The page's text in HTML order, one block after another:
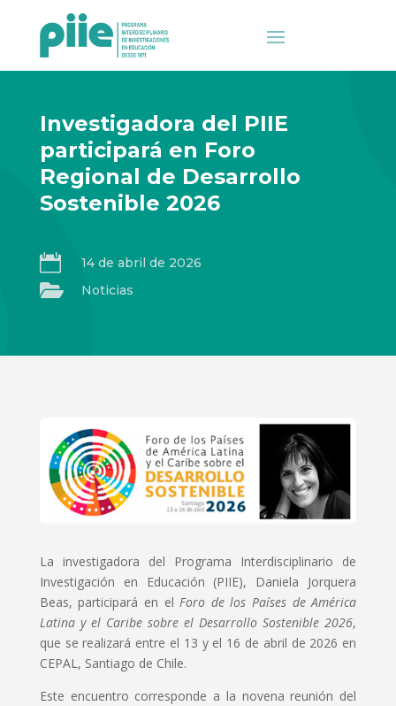
Investigadora del PIIE
participará en Foro
Regional de Desarrollo
Sostenible 2026
 14 de abril de 2026
 Noticias
La investigadora del Programa Interdisciplinario de
Investigación en Educación (PIIE), Daniela Jorquera
Beas, participará en el Foro de los Países de América
Latina y el Caribe sobre el Desarrollo Sostenible 2026,
que se realizará entre el 13 y el 16 de abril de 2026 en
CEPAL, Santiago de Chile.
Este encuentro corresponde a la novena reunión del